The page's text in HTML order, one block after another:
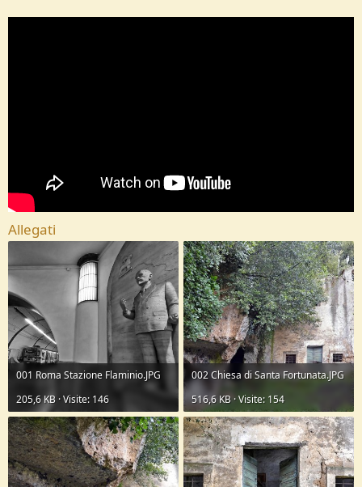
Allegati
001 Roma Stazione Flaminio.JPG
205,6 KB · Visite: 146
002 Chiesa di Santa Fortunata.JPG
516,6 KB · Visite: 154